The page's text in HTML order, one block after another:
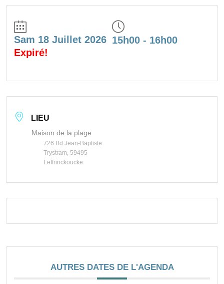
Sam 18 Juillet 2026
Expiré!
15h00 - 16h00
LIEU
Maison de la plage
726 Bd Jean-Baptiste
Trystram, 59495
Leffrinckoucke
AUTRES DATES DE L'AGENDA